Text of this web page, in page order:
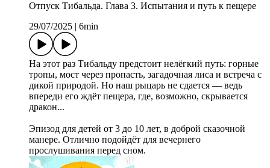
Отпуск Тибальда. Глава 3. Испытания и путь к пещере
29/07/2025
6min
На этот раз Тибальду предстоит нелёгкий путь: горные
тропы, мост через пропасть, загадочная лиса и встреча с
дикой природой. Но наш рыцарь не сдается — ведь
впереди его ждёт пещера, где, возможно, скрывается
дракон...
Эпизод для детей от 3 до 10 лет, в доброй сказочной
манере. Отлично подойдёт для вечернего
прослушивания перед сном.